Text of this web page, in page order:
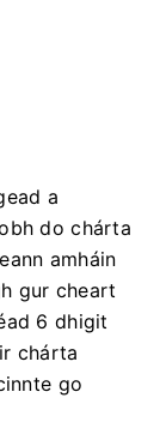
a
do chárta
amháin
gur cheart
6 dhigit
chárta
go